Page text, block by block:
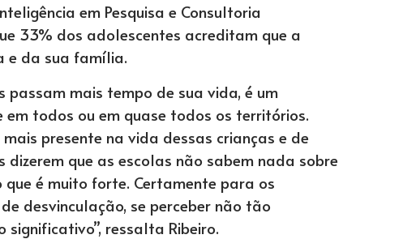
em Pesquisa e Consultoria
33% dos adolescentes acreditam que a
e da sua família.
passam mais tempo de sua vida, é um
todos ou em quase todos os territórios.
presente na vida dessas crianças e de
que as escolas não sabem nada sobre
é muito forte. Certamente para os
desvinculação, se perceber não tão
ressalta Ribeiro.